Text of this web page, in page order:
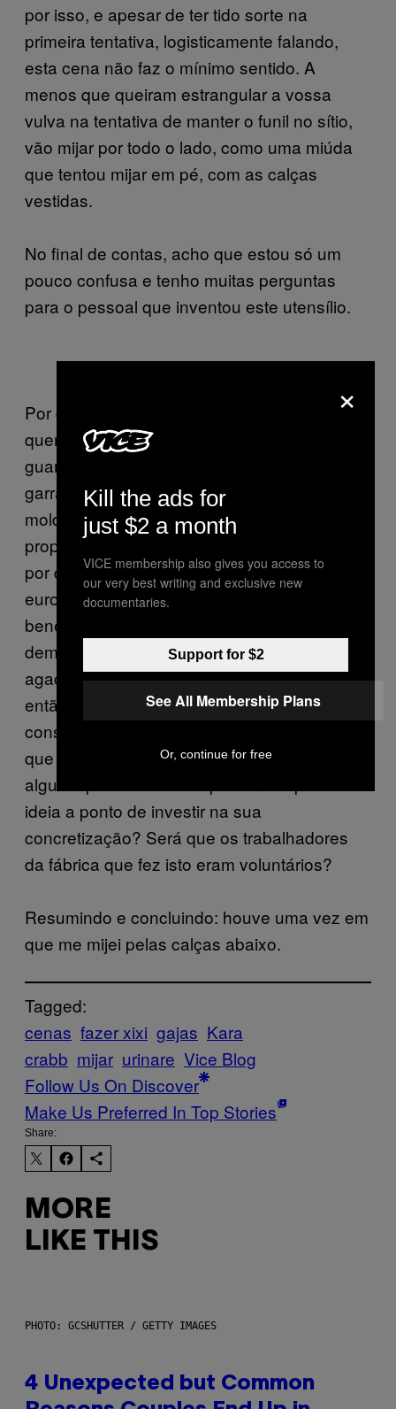
por isso, e apesar de ter tido sorte na
primeira tentativa, logisticamente falando,
esta cena não faz o mínimo sentido. A
menos que queiram estrangular a vossa
vulva na tentativa de manter o funil no sítio,
vão mijar por todo o lado, como uma miúda
que tentou mijar em pé, com as calças
vestidas.
No final de contas, acho que estou só um
pouco confusa e tenho muitas perguntas
para o pessoal que inventou este utensílio.
Por que raio é que alguma vez alguém
quereria usar uma cena destas? É suposto
guardá-lo na mala, como se fosse uma
garrafa de mijo? Por que é tão complicado
moldar o corpo feminino de forma a
proporcionar bons momentos mictórios? E
por que caraças é que um funil custa 40
euros? Quem são as mulheres que
beneficiam com esta invenção? Serão
demasiado velhas para se conseguirem
agachar? Se calhar deviam ficar em casa,
então. Será que quem inventou isto
consegue realmente fazer dinheiro? Será
que isto foi só uma piada? Como é que
alguém pode estar tão apaixonado por esta
ideia a ponto de investir na sua
concretização? Será que os trabalhadores
da fábrica que fez isto eram voluntários?
Resumindo e concluindo: houve uma vez em
que me mijei pelas calças abaixo.
Tagged:
cenas fazer xixi gajas Kara
crabb mijar urinare Vice Blog
Follow Us On Discover
Make Us Preferred In Top Stories
Share:
MORE
LIKE THIS
PHOTO: GCSHUTTER / GETTY IMAGES
4 Unexpected but Common
×
Kill the ads for
just $2 a month
VICE membership also gives you access to
our very best writing and exclusive new
documentaries.
Support for $2
See All Membership Plans
Or, continue for free